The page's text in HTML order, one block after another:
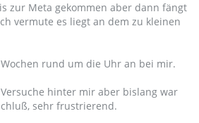
zur Meta gekommen aber dann fängt
vermute es liegt an dem zu kleinen
rund um die Uhr an bei mir.
hinter mir aber bislang war
sehr frustrierend.